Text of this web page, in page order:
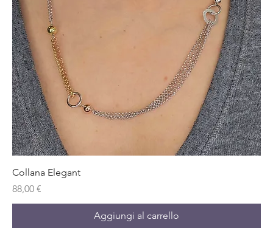
Collana Elegant
Prezzo
88,00 €
Aggiungi al carrello